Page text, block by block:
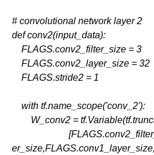
# convolutional network layer 2
def conv2(input_data):
FLAGS.conv2_filter_size = 3
FLAGS.conv2_layer_size = 32
FLAGS.stride2 = 1
with tf.name_scope('conv_2'):
W_conv2 =